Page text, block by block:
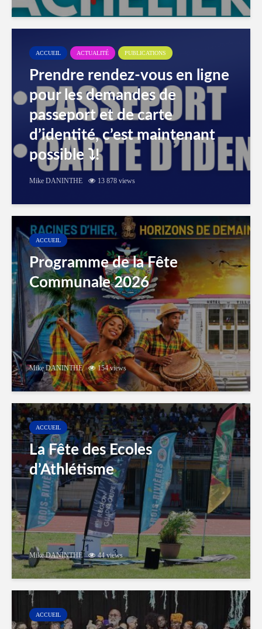
ACCUEIL ACTUALITÉ PUBLICATIONS
Prendre rendez-vous en ligne
pour les demandes de
passeport et de carte
d’identité, c’est maintenant
possible ⤵️!
Mike DANINTHE 13 878 views
ACCUEIL
Programme de la Fête
Communale 2026
Mike DANINTHE 154 views
ACCUEIL
La Fête des Ecoles
d’Athlétisme
Mike DANINTHE 44 views
ACCUEIL